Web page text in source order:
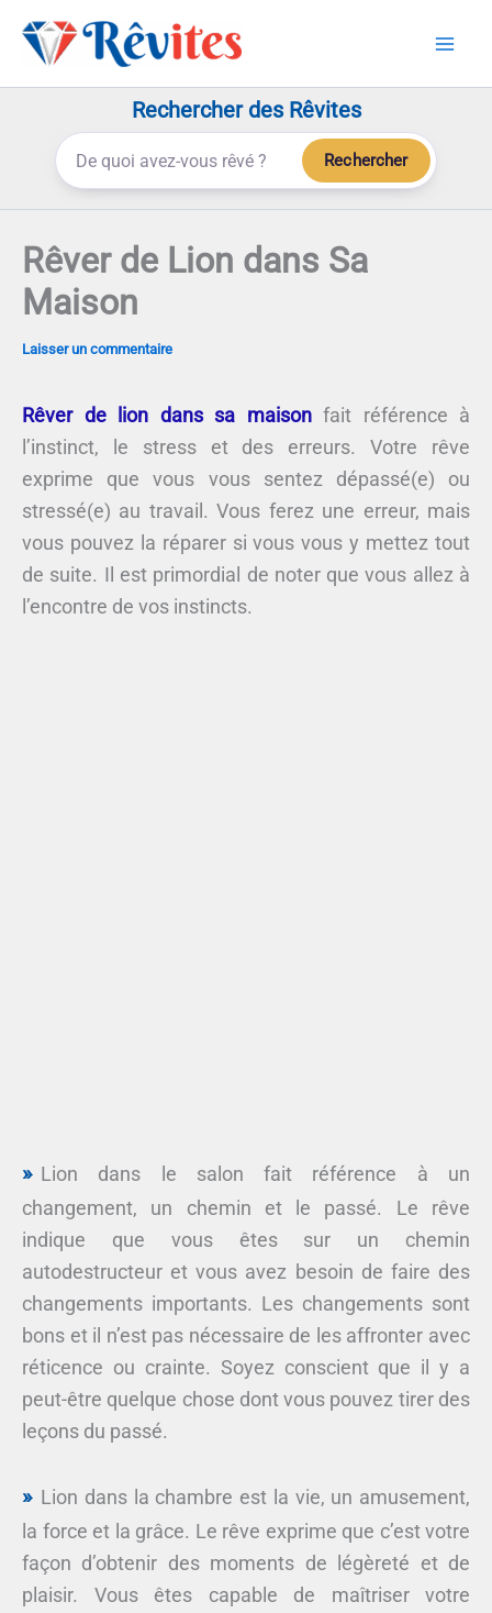
Rechercher des Rêvites
Rechercher
Rêver de Lion dans Sa
Maison
Laisser un commentaire
Rêver de lion dans sa maisonfait référence à
l’instinct, le stress et des erreurs. Votre rêve
exprime que vous vous sentez dépassé(e) ou
stressé(e) au travail. Vous ferez une erreur, mais
vous pouvez la réparer si vous vous y mettez tout
de suite. Il est primordial de noter que vous allez à
l’encontre de vos instincts.
Lion dans le salon fait référence à un
changement, un chemin et le passé. Le rêve
indique que vous êtes sur un chemin
autodestructeur et vous avez besoin de faire des
changements importants. Les changements sont
bons et il n’est pas nécessaire de les affronter avec
réticence ou crainte. Soyez conscient que il y a
peut-être quelque chose dont vous pouvez tirer des
leçons du passé.
Lion dans la chambre est la vie, un amusement,
la force et la grâce. Le rêve exprime que c’est votre
façon d’obtenir des moments de légèreté et de
plaisir. Vous êtes capable de maîtriser votre